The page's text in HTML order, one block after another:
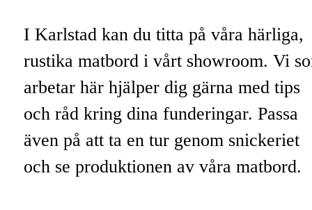
I Karlstad kan du titta på våra härliga,
rustika matbord i vårt showroom. Vi
arbetar här hjälper dig gärna med tips
och råd kring dina funderingar. Passa
även på att ta en tur genom snickeriet
och se produktionen av våra matbord.